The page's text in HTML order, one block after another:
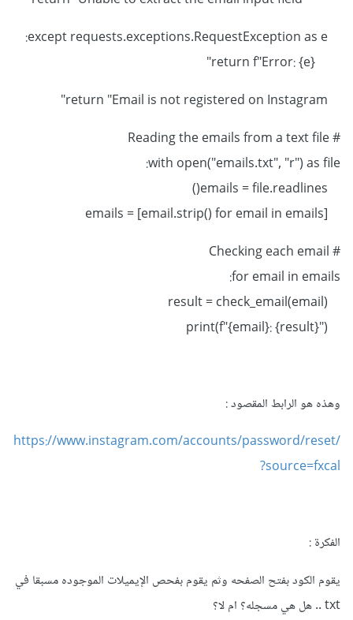
# Reading the emails from a text file
with open("emails.txt", "r") as file:
# Checking each email
for email in emails:
وهذه هو الرابط المقصود
https://www.instagram.com/accounts/password/reset/
?source=fxcal
الفكرة
يقوم الكود بفتح الصفحه وثم يقوم بفحص الإيميلات الموجوده مسبقا في
txt .. هل هي مسجله؟ ام لا؟